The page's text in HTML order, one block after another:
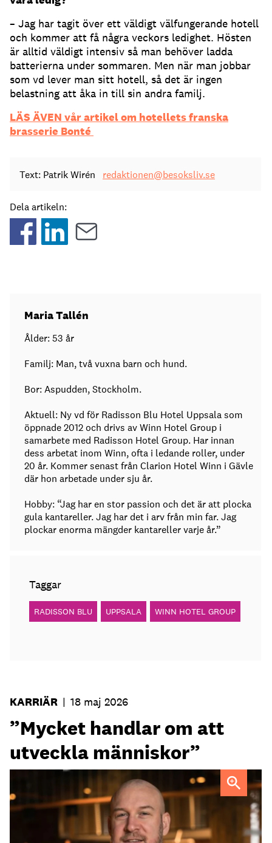
– Jag har tagit över ett väldigt välfungerande hotell
och kommer att få några veckors ledighet. Hösten
är alltid väldigt intensiv så man behöver ladda
batterierna under sommaren. Men när man jobbar
som vd lever man sitt hotell, så det är ingen
belastning att åka in till sin andra familj.
LÄS ÄVEN vår artikel om hotellets franska
brasserie Bonté
Text: Patrik Wirén redaktionen@besoksliv.se
Dela artikeln:
Maria Tallén
Ålder: 53 år
Familj: Man, två vuxna barn och hund.
Bor: Aspudden, Stockholm.
Aktuell: Ny vd för Radisson Blu Hotel Uppsala som
öppnade 2012 och drivs av Winn Hotel Group i
samarbete med Radisson Hotel Group. Har innan
dess arbetat inom Winn, ofta i ledande roller, under
20 år. Kommer senast från Clarion Hotel Winn i Gävle
där hon arbetade under sju år.
Hobby: “Jag har en stor passion och det är att plocka
gula kantareller. Jag har det i arv från min far. Jag
plockar enorma mängder kantareller varje år.”
Taggar
RADISSON BLU UPPSALA WINN HOTEL GROUP
KARRIÄR | 18 maj 2026
”Mycket handlar om att
utveckla människor”
FOTO: Carotte